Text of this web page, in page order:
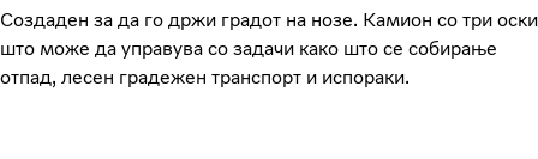
Создаден за да го држи градот на нозе. Камион со три оски
што може да управува со задачи како што се собирање
отпад, лесен градежен транспорт и испораки.